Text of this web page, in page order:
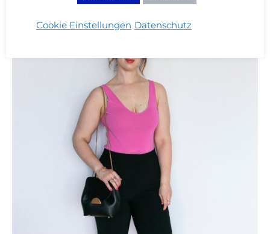
Cookie Einstellungen Datenschutz